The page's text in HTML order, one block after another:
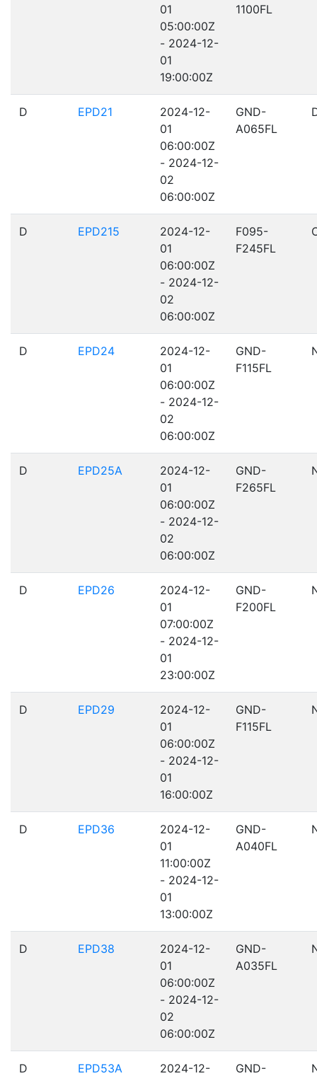
01
05:00:00Z
- 2024-12-
01
19:00:00Z
1100FL
D EPD21
2024-12-
01
06:00:00Z
- 2024-12-
02
06:00:00Z
GND-
A065FL
D EPD215
2024-12-
01
06:00:00Z
- 2024-12-
02
06:00:00Z
F095-
F245FL
D EPD24
2024-12-
01
06:00:00Z
- 2024-12-
02
06:00:00Z
GND-
F115FL
D EPD25A
2024-12-
01
06:00:00Z
- 2024-12-
02
06:00:00Z
GND-
F265FL
D EPD26
2024-12-
01
07:00:00Z
- 2024-12-
01
23:00:00Z
GND-
F200FL
D EPD29
2024-12-
01
06:00:00Z
- 2024-12-
01
16:00:00Z
GND-
F115FL
D EPD36
2024-12-
01
11:00:00Z
- 2024-12-
01
13:00:00Z
GND-
A040FL
D EPD38
2024-12-
01
06:00:00Z
- 2024-12-
02
06:00:00Z
GND-
A035FL
D EPD53A
2024-12-
GND-